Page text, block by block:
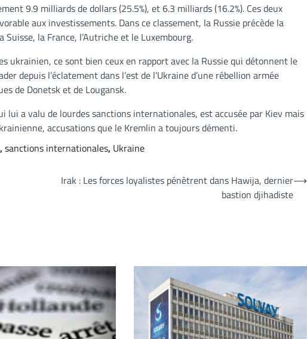
9.9 milliards de dollars (25.5%), et 6.3 milliards (16.2%). Ces deux
aux investissements. Dans ce classement, la Russie précède la
la France, l’Autriche et le Luxembourg.
ukrainien, ce sont bien ceux en rapport avec la Russie qui détonnent le
depuis l’éclatement dans l’est de l’Ukraine d’une rébellion armée
de Donetsk et de Lougansk.
lui a valu de lourdes sanctions internationales, est accusée par Kiev mais
accusations que le Kremlin a toujours démenti.
,sanctions internationales, Ukraine
Irak : Les forces loyalistes pénètrent dans Hawija, dernier
bastion djihadiste
⟶